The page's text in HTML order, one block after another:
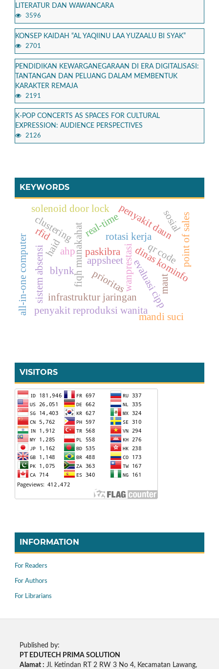
LITERATUR DAN WAWANCARA
3596
KONSEP KAIDAH “AL YAQIINU LAA YUZAALU BI SYAK”
2701
PENDIDIKAN KEWARGANEGARAAN DI ERA DIGITALISASI:
TANTANGAN DAN PELUANG DALAM MEMBENTUK
KARAKTER REMAJA
2191
K-POP CONCERTS AS SPACES FOR CULTURAL
EXPRESSION: AUDIENCE PERSPECTIVES
2126
KEYWORDS
wanprestasi
appsheet
infrastruktur jaringan
ahp
prioritas dinas kominfo
fiqh munakahat rotasi kerja
evaluasi cipp
sistem absensi qr code
real-time point of sales
penyakit reproduksi wanita
penyakit daun
clustering
paskibra
all-in-one computer blynk
solenoid door lock
haid
maut
mandi suci
rfid sosial
VISITORS
INFORMATION
For Readers
For Authors
For Librarians
Published by:
PT EDUTECH PRIMA SOLUTION
Alamat : Jl. Ketindan RT 2 RW 3 No 4, Kecamatan Lawang,